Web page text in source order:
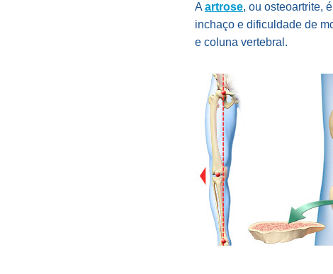
A artrose, ou osteoartrite,
inchaço e dificuldade de
e coluna vertebral.